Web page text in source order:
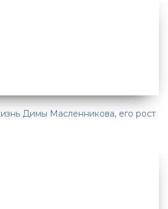
Димы Масленникова, его рост